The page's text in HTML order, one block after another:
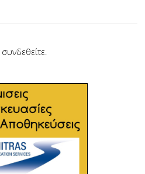
συνδεθείτε.